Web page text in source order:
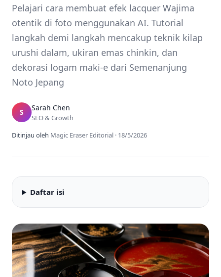
Pelajari cara membuat efek lacquer Wajima
otentik di foto menggunakan AI. Tutorial
langkah demi langkah mencakup teknik kilap
urushi dalam, ukiran emas chinkin, dan
dekorasi logam maki-e dari Semenanjung
Noto Jepang
S Sarah Chen
SEO & Growth
Ditinjau oleh Magic Eraser Editorial · 18/5/2026
Daftar isi